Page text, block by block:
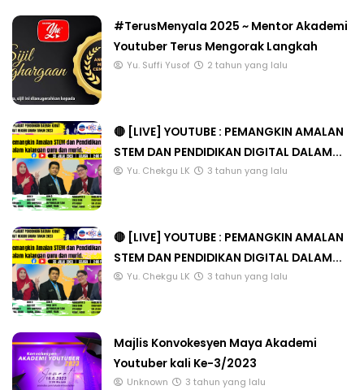
#TerusMenyala 2025 ~ Mentor Akademi
Youtuber Terus Mengorak Langkah
Yu. Suffi Yusof 2 tahun yang lalu
🔴 [LIVE] YOUTUBE : PEMANGKIN AMALAN
STEM DAN PENDIDIKAN DIGITAL DALAM...
Yu. Chekgu LK 3 tahun yang lalu
🔴 [LIVE] YOUTUBE : PEMANGKIN AMALAN
STEM DAN PENDIDIKAN DIGITAL DALAM...
Yu. Chekgu LK 3 tahun yang lalu
Majlis Konvokesyen Maya Akademi
Youtuber kali Ke-3/2023
Unknown 3 tahun yang lalu